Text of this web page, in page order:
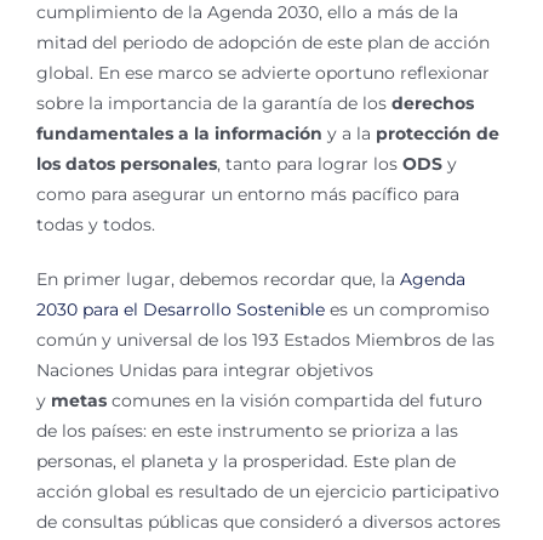
cumplimiento de la Agenda 2030, ello a más de la
mitad del periodo de adopción de este plan de acción
global. En ese marco se advierte oportuno reflexionar
sobre la importancia de la garantía de los derechos
fundamentales a la información y a la protección de
los datos personales, tanto para lograr los ODS y
como para asegurar un entorno más pacífico para
todas y todos.
En primer lugar, debemos recordar que, la Agenda
2030 para el Desarrollo Sostenible es un compromiso
común y universal de los 193 Estados Miembros de las
Naciones Unidas para integrar objetivos
y metas comunes en la visión compartida del futuro
de los países: en este instrumento se prioriza a las
personas, el planeta y la prosperidad. Este plan de
acción global es resultado de un ejercicio participativo
de consultas públicas que consideró a diversos actores